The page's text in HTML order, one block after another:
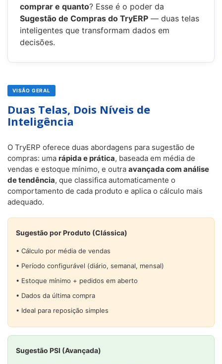
comprar e quanto? Esse é o poder da
Sugestão de Compras do TryERP — duas telas
inteligentes que transformam dados em
decisões.
VISÃO GERAL
Duas Telas, Dois Níveis de
Inteligência
O TryERP oferece duas abordagens para sugestão de
compras: uma rápida e prática, baseada em média de
vendas e estoque mínimo, e outra avançada com análise
de tendência, que classifica automaticamente o
comportamento de cada produto e aplica o cálculo mais
adequado.
Sugestão por Produto (Clássica)
• Cálculo por média de vendas
• Período configurável (diário, semanal, mensal)
• Estoque mínimo + pedidos em aberto
• Dados da última compra
• Ideal para reposição simples
Sugestão PSI (Avançada)